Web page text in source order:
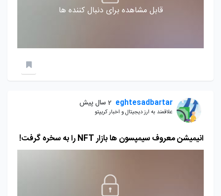
قابل مشاهده برای دنبال کننده ها
eghtesadbartar 2 سال پیش
علاقمند به ارز دیجیتال و اخبار کریپتو
انیمیشن معروف سیمپسون ها بازار NFT را به سخره گرفت!